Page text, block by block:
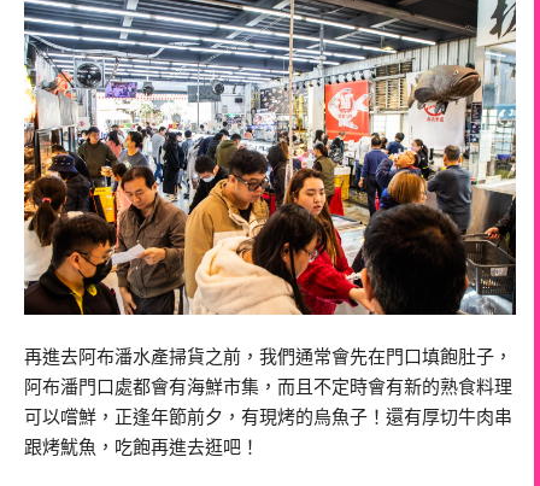
再進去阿布潘水產掃貨之前，我們通常會先在門口填飽肚子，
阿布潘門口處都會有海鮮市集，而且不定時會有新的熟食料理
可以嚐鮮，正逢年節前夕，有現烤的烏魚子！還有厚切牛肉串
跟烤魷魚，吃飽再進去逛吧！